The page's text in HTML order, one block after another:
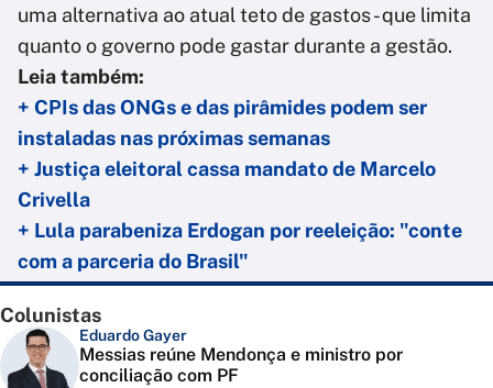
uma alternativa ao atual teto de gastos - que limita
quanto o governo pode gastar durante a gestão.
Leia também:
+ CPIs das ONGs e das pirâmides podem ser
instaladas nas próximas semanas
+ Justiça eleitoral cassa mandato de Marcelo
Crivella
+ Lula parabeniza Erdogan por reeleição: "conte
com a parceria do Brasil"
Colunistas
Eduardo Gayer
Messias reúne Mendonça e ministro por
conciliação com PF